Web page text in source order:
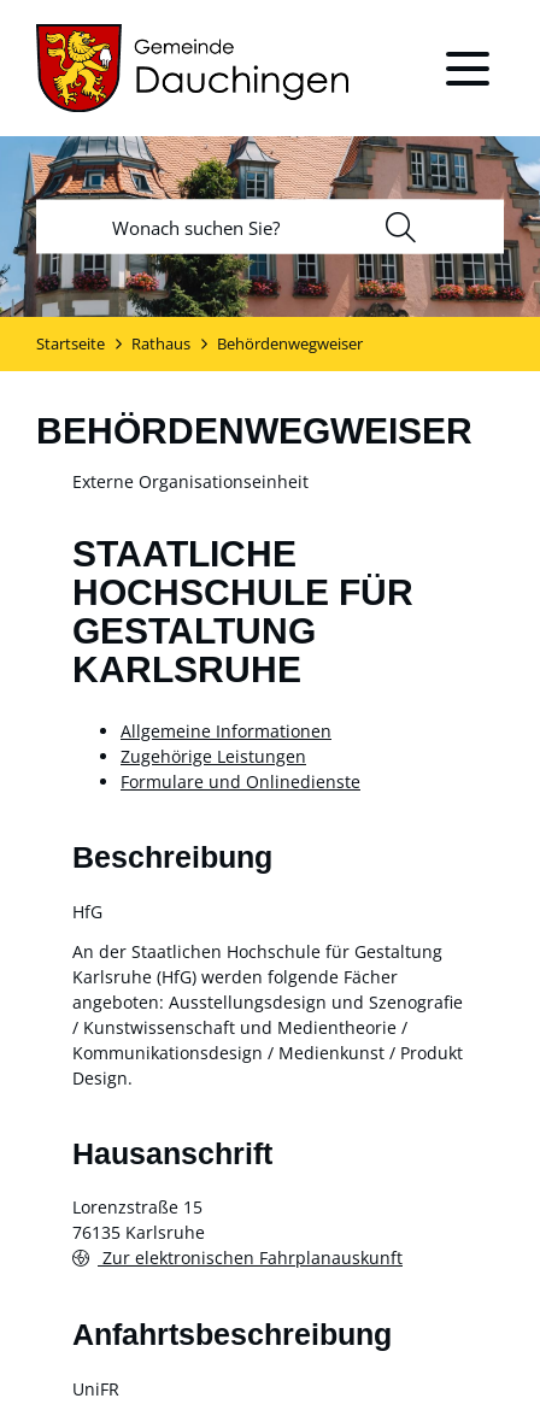
Startseite Rathaus Behördenwegweiser
BEHÖRDENWEGWEISER
Externe Organisationseinheit
STAATLICHE
HOCHSCHULE FÜR
GESTALTUNG
KARLSRUHE
Allgemeine Informationen
Zugehörige Leistungen
Formulare und Onlinedienste
Beschreibung
HfG
An der Staatlichen Hochschule für Gestaltung
Karlsruhe (HfG) werden folgende Fächer
angeboten: Ausstellungsdesign und Szenografie
/ Kunstwissenschaft und Medientheorie /
Kommunikationsdesign / Medienkunst / Produkt
Design.
Hausanschrift
Lorenzstraße 15
76135 Karlsruhe
Zur elektronischen Fahrplanauskunft
Anfahrtsbeschreibung
UniFR